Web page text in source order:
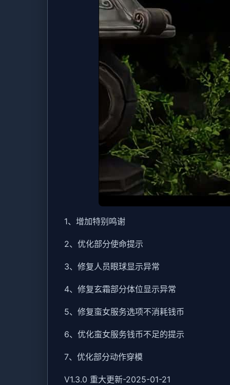
1、增加特别鸣谢
2、优化部分使命提示
3、修复人员眼球显示异常
4、修复玄霜部分体位显示异常
5、修复蛮女服务选项不消耗钱币
6、优化蛮女服务钱币不足的提示
7、优化部分动作穿模
V1.3.0 重大更新-2025-01-21